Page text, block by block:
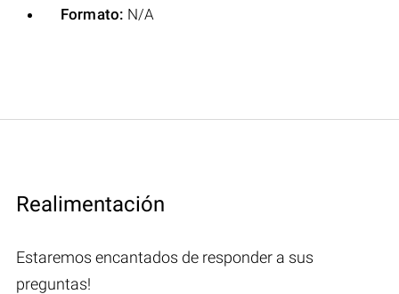
Formato: N/A
Realimentación
Estaremos encantados de responder a sus
preguntas!